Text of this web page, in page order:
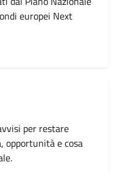
europei Next
per restare
opportunità e cosa